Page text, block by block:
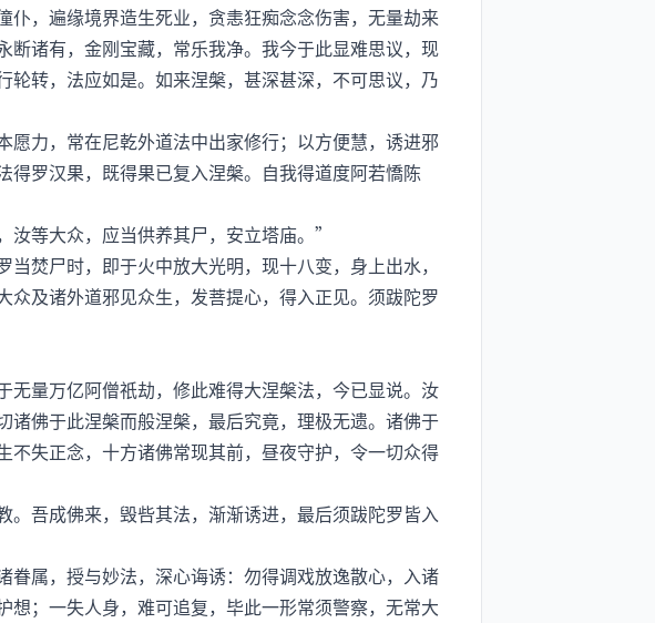
，遍缘境界造生死业，贪恚狂痴念念伤害，无量劫来
诸有，金刚宝藏，常乐我净。我今于此显难思议，现
转，法应如是。如来涅槃，甚深甚深，不可思议，乃
力，常在尼乾外道法中出家修行；以方便慧，诱进邪
罗汉果，既得果已复入涅槃。自我得道度阿若憍陈
等大众，应当供养其尸，安立塔庙。”
焚尸时，即于火中放大光明，现十八变，身上出水，
及诸外道邪见众生，发菩提心，得入正见。须跋陀罗
量万亿阿僧祇劫，修此难得大涅槃法，今已显说。汝
佛于此涅槃而般涅槃，最后究竟，理极无遗。诸佛于
失正念，十方诸佛常现其前，昼夜守护，令一切众得
吾成佛来，毁呰其法，渐渐诱进，最后须跋陀罗皆入
属，授与妙法，深心诲诱：勿得调戏放逸散心，入诸
；一失人身，难可追复，毕此一形常须警察，无常大